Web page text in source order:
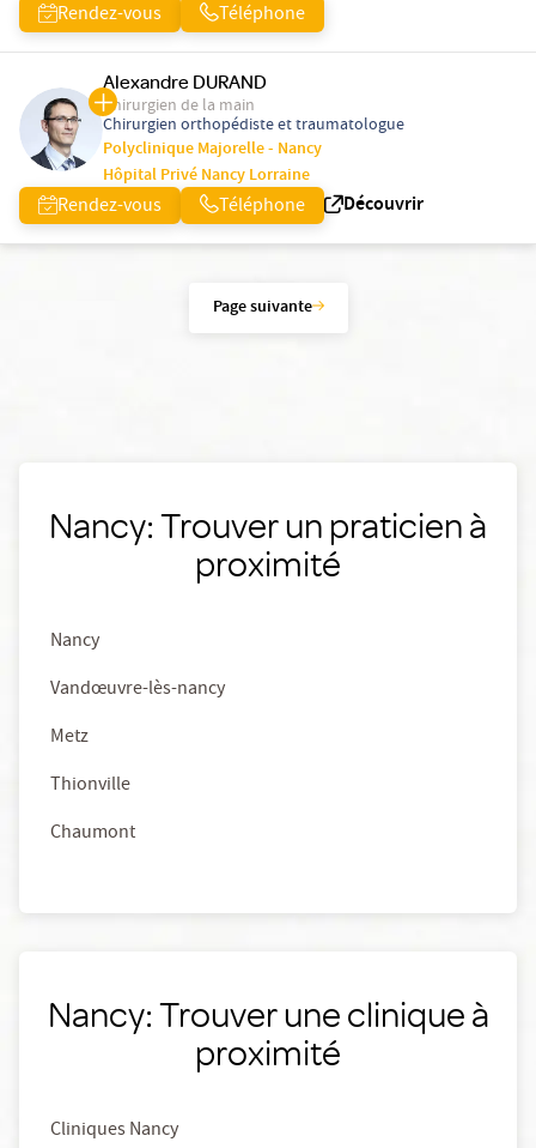
Rendez-vous Téléphone
Alexandre DURAND
Chirurgien de la main
Chirurgien orthopédiste et traumatologue
Polyclinique Majorelle - Nancy
Hôpital Privé Nancy Lorraine
Rendez-vous Téléphone Découvrir
Page suivante
Nancy: Trouver un praticien à
proximité
Nancy
Vandœuvre-lès-nancy
Metz
Thionville
Chaumont
Nancy: Trouver une clinique à
proximité
Cliniques Nancy